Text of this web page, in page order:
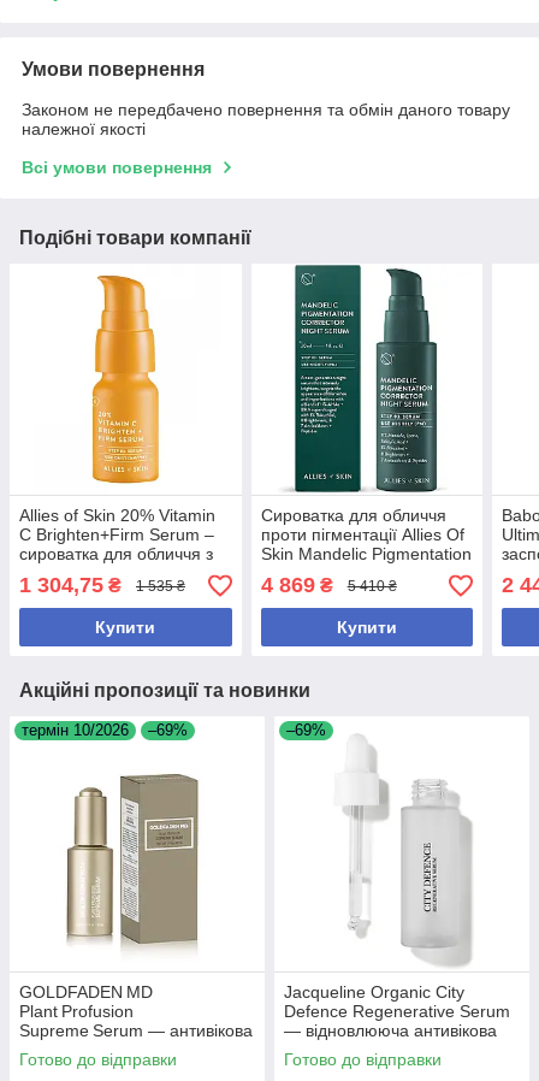
Умови повернення
Законом не передбачено повернення та обмін даного товару
належної якості
Всі умови повернення
Подібні товари компанії
Allies of Skin 20% Vitamin
C Brighten+Firm Serum –
сироватка для обличчя з
вітаміном C, 8 мл
1 304,75 ₴ 1 535 ₴
Купити
Сироватка для обличчя
проти пігментації Allies Of
Skin Mandelic Pigmentation
Corrector Night Serum 30
мл
4 869₴ 5 410 ₴
Купити
для
2
Акційні пропозиції та новинки
термін 10/2026 –69%
GOLDFADEN MD
Plant Profusion
Supreme Serum — антивікова
сироватка зі стовбуровими
клітинами рослин, 30 мл
Готово до відправки
–69%
Jacqueline Organic City
Defence Regenerative Serum
— відновлююча антивікова
сироватка, 30 мл
Готово до відправки